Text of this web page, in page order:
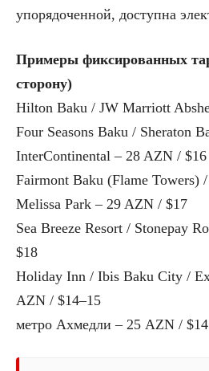
упорядоченной, доступна
Примеры фиксированных
сторону)
Hilton Baku / JW Marriott
Four Seasons Baku / Sheraton
InterContinental – 28 AZN / $16
Fairmont Baku (Flame Towers)
Melissa Park – 29 AZN / $17
Sea Breeze Resort / Stonepay
$18
Holiday Inn / Ibis Baku City /
AZN / $14–15
метро Ахмедли – 25 AZN / $14